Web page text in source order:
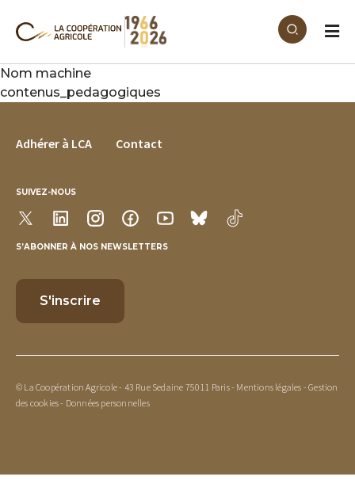
Nom machine
contenus_pedagogiques
FOOTER MENU
Adhérer à LCA Contact
SUIVEZ-NOUS
S’ABONNER À NOS NEWSLETTERS
© La Coopération Agricole - 43 Rue Sedaine 75011 Paris - Mentions légales -Gestion
des cookies- Données personnelles